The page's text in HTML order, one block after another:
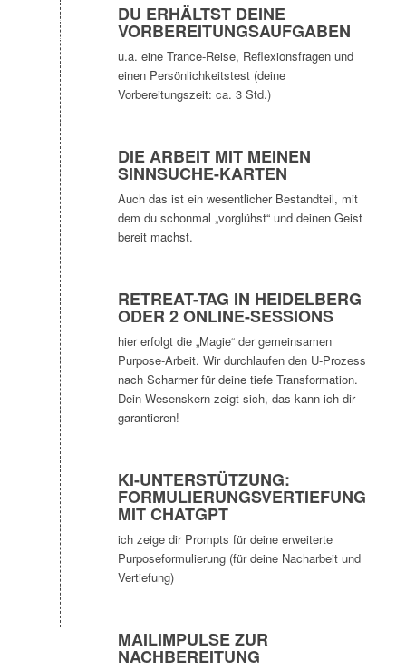
DU ERHÄLTST DEINE
VORBEREITUNGSAUFGABEN
u.a. eine Trance-Reise, Reflexionsfragen und
einen Persönlichkeitstest (deine
Vorbereitungszeit: ca. 3 Std.)
DIE ARBEIT MIT MEINEN
SINNSUCHE-KARTEN
Auch das ist ein wesentlicher Bestandteil, mit
dem du schonmal „vorglühst“ und deinen Geist
bereit machst.
RETREAT-TAG IN HEIDELBERG
ODER 2 ONLINE-SESSIONS
hier erfolgt die „Magie“ der gemeinsamen
Purpose-Arbeit. Wir durchlaufen den U-Prozess
nach Scharmer für deine tiefe Transformation.
Dein Wesenskern zeigt sich, das kann ich dir
garantieren!
KI-UNTERSTÜTZUNG:
FORMULIERUNGSVERTIEFUNG
MIT CHATGPT
ich zeige dir Prompts für deine erweiterte
Purposeformulierung (für deine Nacharbeit und
Vertiefung)
MAILIMPULSE ZUR
NACHBEREITUNG